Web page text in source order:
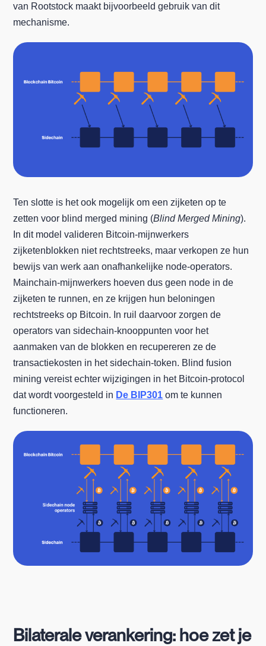
van Rootstock maakt bijvoorbeeld gebruik van dit
mechanisme.
Ten slotte is het ook mogelijk om een zijketen op te
zetten voor blind merged mining (Blind Merged Mining).
In dit model valideren Bitcoin-mijnwerkers
zijketenblokken niet rechtstreeks, maar verkopen ze hun
bewijs van werk aan onafhankelijke node-operators.
Mainchain-mijnwerkers hoeven dus geen node in de
zijketen te runnen, en ze krijgen hun beloningen
rechtstreeks op Bitcoin. In ruil daarvoor zorgen de
operators van sidechain-knooppunten voor het
aanmaken van de blokken en recupereren ze de
transactiekosten in het sidechain-token. Blind fusion
mining vereist echter wijzigingen in het Bitcoin-protocol
dat wordt voorgesteld in De BIP301 om te kunnen
functioneren.
Bilaterale verankering: hoe zet je